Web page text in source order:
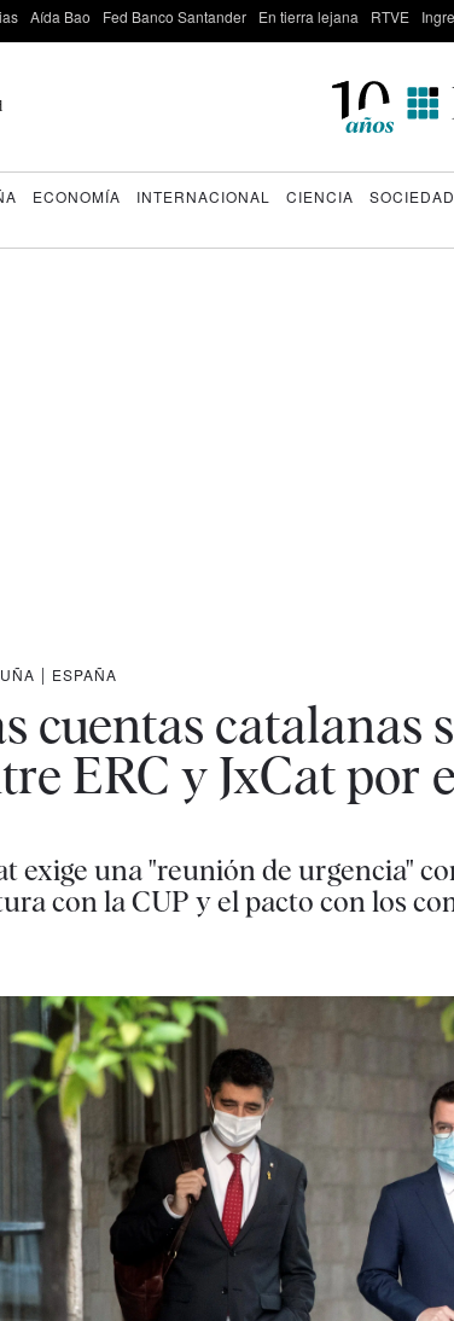
Aída Bao Fed Banco Santander En tierra lejana RTVE
ECONOMÍA INTERNACIONAL CIENCIA SOCIEDAD
| ESPAÑA
cuentas catalanas
ERC y JxCat por
exige una "reunión de urgencia"
con la CUP y el pacto con los